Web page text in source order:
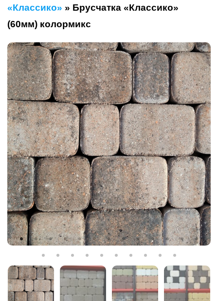
«Классико» » Брусчатка «Классико»
(60мм) колормикс